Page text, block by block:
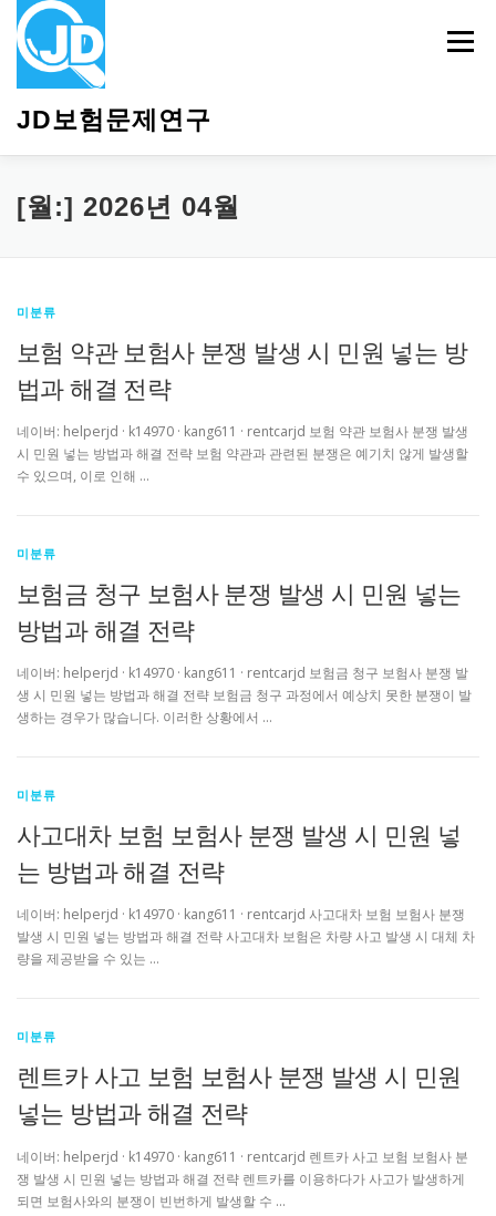
JD보험문제연구
메뉴
HOME 소개 보험관련정보
[월:] 2026년 04월
미분류
보험 약관 보험사 분쟁 발생 시 민원 넣는 방
법과 해결 전략
네이버: helperjd · k14970 · kang611 · rentcarjd 보험 약관 보험사 분쟁 발생
시 민원 넣는 방법과 해결 전략 보험 약관과 관련된 분쟁은 예기치 않게 발생할
수 있으며, 이로 인해 …
미분류
보험금 청구 보험사 분쟁 발생 시 민원 넣는
방법과 해결 전략
네이버: helperjd · k14970 · kang611 · rentcarjd 보험금 청구 보험사 분쟁 발
생 시 민원 넣는 방법과 해결 전략 보험금 청구 과정에서 예상치 못한 분쟁이 발
생하는 경우가 많습니다. 이러한 상황에서 …
미분류
사고대차 보험 보험사 분쟁 발생 시 민원 넣
는 방법과 해결 전략
네이버: helperjd · k14970 · kang611 · rentcarjd 사고대차 보험 보험사 분쟁
발생 시 민원 넣는 방법과 해결 전략 사고대차 보험은 차량 사고 발생 시 대체 차
량을 제공받을 수 있는 …
미분류
렌트카 사고 보험 보험사 분쟁 발생 시 민원
넣는 방법과 해결 전략
네이버: helperjd · k14970 · kang611 · rentcarjd 렌트카 사고 보험 보험사 분
쟁 발생 시 민원 넣는 방법과 해결 전략 렌트카를 이용하다가 사고가 발생하게
되면 보험사와의 분쟁이 빈번하게 발생할 수 …